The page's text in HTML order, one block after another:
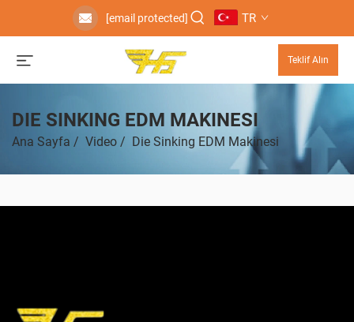
[email protected] TR
Teklif Alın
DIE SINKING EDM MAKINESI
Ana Sayfa / Video / Die Sinking EDM Makinesi